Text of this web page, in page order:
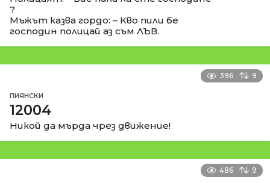
?
Мъжът казва гордо: – Кво пили бе
господин полицай аз съм ЛЪВ.
396 9
ПИЯНСКИ
12004
Никой да мърда чрез движение!
486 9